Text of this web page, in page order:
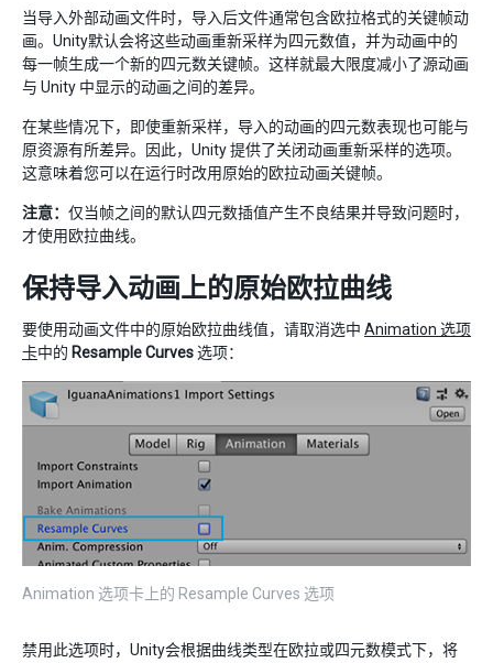
当导入外部动画文件时，导入后文件通常包含欧拉格式的关键帧动
画。Unity默认会将这些动画重新采样为四元数值，并为动画中的
每一帧生成一个新的四元数关键帧。这样就最大限度减小了源动画
与 Unity 中显示的动画之间的差异。
在某些情况下，即使重新采样，导入的动画的四元数表现也可能与
原资源有所差异。因此，Unity 提供了关闭动画重新采样的选项。
这意味着您可以在运行时改用原始的欧拉动画关键帧。
注意： 仅当帧之间的默认四元数插值产生不良结果并导致问题时，
才使用欧拉曲线。
保持导入动画上的原始欧拉曲线
要使用动画文件中的原始欧拉曲线值，请取消选中 Animation 选项
卡中的 Resample Curves选项：
Animation 选项卡上的 Resample Curves 选项
禁用此选项时，Unity会根据曲线类型在欧拉或四元数模式下，将